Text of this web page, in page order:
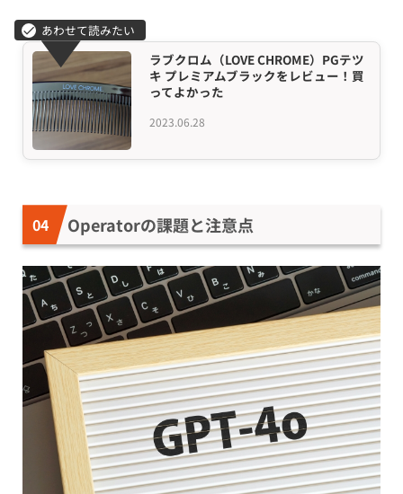
2023.06.28
ラブクロム（LOVE CHROME）PGテツ
キ プレミアムブラックをレビュー！買
ってよかった
Operatorの課題と注意点